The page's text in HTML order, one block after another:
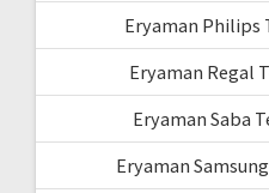
Eryaman Philips
Eryaman Regal
Eryaman Saba
Eryaman